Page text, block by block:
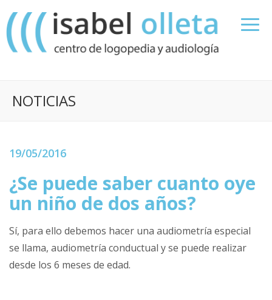
NOTICIAS
19/05/2016
¿Se puede saber cuanto oye
un niño de dos años?
Sí, para ello debemos hacer una audiometría especial
se llama, audiometría conductual y se puede realizar
desde los 6 meses de edad.